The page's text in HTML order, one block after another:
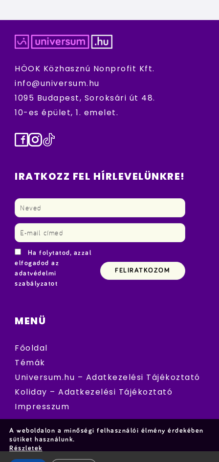
HÖOK Közhasznú Nonprofit Kft.
info@universum.hu
1095 Budapest, Soroksári út 48.
10-es épület, 1. emelet.
Facebook
Instagram
TikTok
IRATKOZZ FEL HÍRLEVELÜNKRE!
Ha folytatod, azzal
elfogadod az
adatvédelmi
szabályzatot
MENÜ
Főoldal
Témák
Universum.hu – Adatkezelési Tájékoztató
Koliday – Adatkezelési Tájékoztató
Impresszum
A weboldalon a minőségi felhasználói élmény érdekében
sütiket használunk.
Részletek